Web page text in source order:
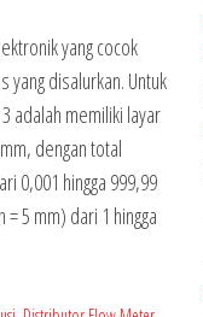
yang cocok
yang disalurkan. Untuk
adalah memiliki layar
dengan total
0,001 hingga 999,99
5 mm) dari 1 hingga